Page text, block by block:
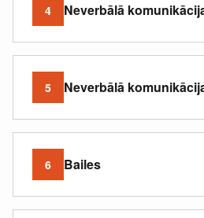
4 Neverbālā
5 Neverbālā
6 Bailes